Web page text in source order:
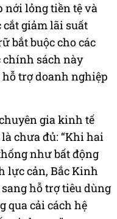
nới lỏng tiền tệ và
giảm lãi suất
bắt buộc cho các
chính sách này
trợ doanh nghiệp
gia kinh tế
chưa đủ: “Khi hai
như bất động
lực cản, Bắc Kinh
hỗ trợ tiêu dùng
qua cải cách hệ